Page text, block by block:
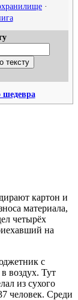
·
шедевра
картон и
материала,
четырёх
на
с
воздух. Тут
из сухого
человек. Среди